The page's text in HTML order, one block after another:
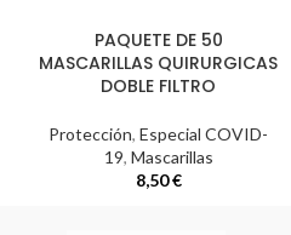
PAQUETE DE 50
MASCARILLAS QUIRURGICAS
DOBLE FILTRO
Protección, Especial COVID-
19, Mascarillas
8,50€